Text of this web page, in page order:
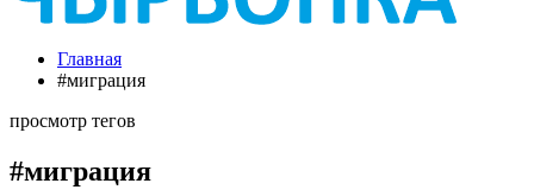
Главная
#миграция
просмотр тегов
#миграция